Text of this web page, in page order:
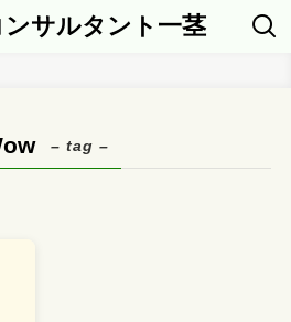
ンサルタント一茎
– tag –